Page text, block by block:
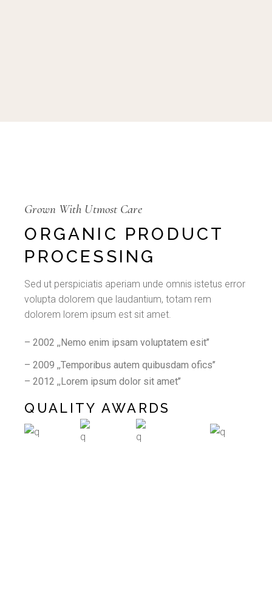
Grown With Utmost Care
ORGANIC PRODUCT
PROCESSING
Sed ut perspiciatis aperiam unde omnis istetus error
volupta dolorem que laudantium, totam rem
dolorem lorem ipsum est sit amet.
– 2002 ,,Nemo enim ipsam voluptatem esit’’
– 2009 ,,Temporibus autem quibusdam ofics’’
– 2012 ,,Lorem ipsum dolor sit amet’’
QUALITY AWARDS